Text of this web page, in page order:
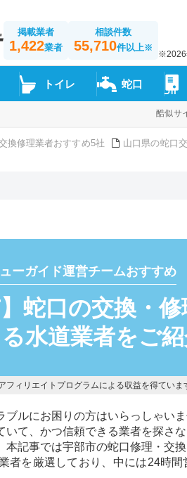
掲載業者
1,422業者
相談件数
55,710件以上※
※2026
トイレ 蛇口
酷似サ
換修理業者おすすめ5社 山口県の蛇口
ーガイド運営チームおすすめ
】蛇口の交換・
水道業者をご
ィリエイトプログラムによる収益を得ていま
ルにお困りの方はいらっしゃい
て、かつ信頼できる業者を探さ
記事では宇部市の蛇口修理・交
者を厳選しており、中には24時